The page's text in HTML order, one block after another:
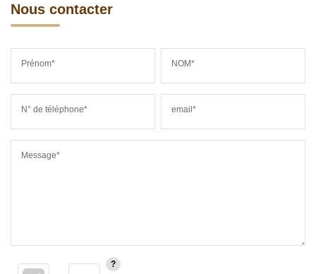
Nous contacter
Prénom* NOM*
N° de téléphone* email*
Message*